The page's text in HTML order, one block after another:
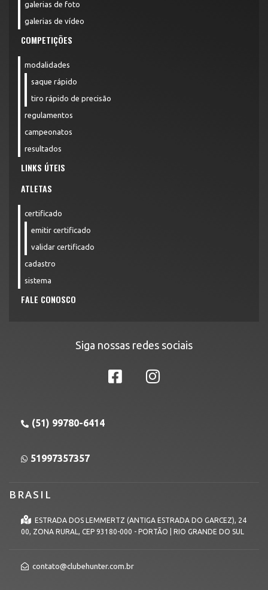
galerias de foto
galerias de vídeo
COMPETIÇÕES
modalidades
saque rápido
tiro rápido de precisão
regulamentos
campeonatos
resultados
LINKS ÚTEIS
ATLETAS
certificado
emitir certificado
validar certificado
cadastro
sistema
FALE CONOSCO
Siga nossas redes sociais
(51) 99780-6414
51997357357
BRASIL
ESTRADA DOS LEMMERTZ (ANTIGA ESTRADA DO GARCEZ), 24
00, ZONA RURAL, CEP 93180-000 - PORTÃO | RIO GRANDE DO SUL
contato@clubehunter.com.br